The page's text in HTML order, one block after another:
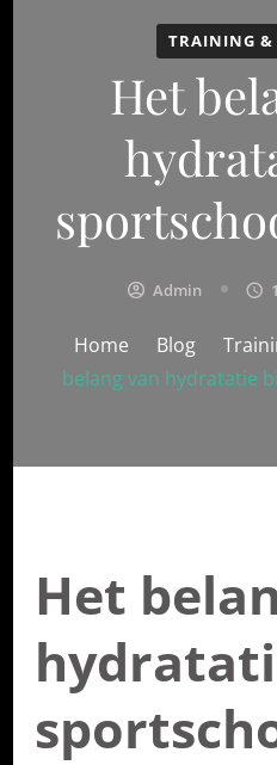
TRAINING &
Het
Admin
Home Blog
belang van hydratatie
Het